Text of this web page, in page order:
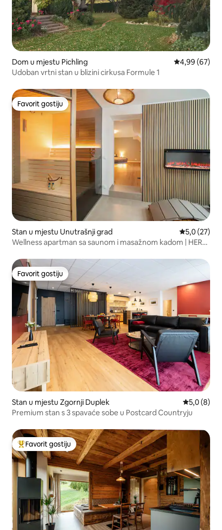
Dom u mjestu Pichling Prosječna
4,99 (67)
Udoban vrtni stan u blizini cirkusa Formule 1
Favorit gostiju
Favorit gostiju
Stan u mjestu Unutrašnji grad Prosječna
5,0 (27)
Wellness apartman sa saunom i masažnom kadom | HERO
Favorit gostiju
Favorit gostiju
Stan u mjestu Zgornji Duplek Prosječna
5,0 (8)
Premium stan s 3 spavaće sobe u Postcard Countryju
Glavni favorit gostiju
Favorit gostiju